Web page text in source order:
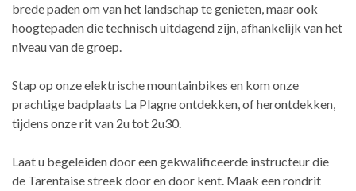
brede paden om van het landschap te genieten, maar ook
hoogtepaden die technisch uitdagend zijn, afhankelijk van het
niveau van de groep.
Stap op onze elektrische mountainbikes en kom onze
prachtige badplaats La Plagne ontdekken, of herontdekken,
tijdens onze rit van 2u tot 2u30.
Laat u begeleiden door een gekwalificeerde instructeur die
de Tarentaise streek door en door kent. Maak een rondrit